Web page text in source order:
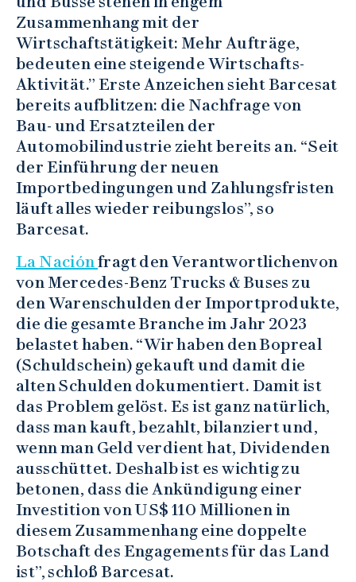
Zusammenhang mit der
Wirtschaftstätigkeit: Mehr Aufträge,
bedeuten eine steigende Wirtschafts-
Aktivität.” Erste Anzeichen sieht Barcesat
bereits aufblitzen: die Nachfrage von
Bau- und Ersatzteilen der
Automobilindustrie zieht bereits an. “Seit
der Einführung der neuen
Importbedingungen und Zahlungsfristen
läuft alles wieder reibungslos”, so
Barcesat.
La Naciónfragt den Verantwortlichenvon
von Mercedes-Benz Trucks & Buses zu
den Warenschulden der Importprodukte,
die die gesamte Branche im Jahr 2023
belastet haben. “Wir haben den Bopreal
(Schuldschein) gekauft und damit die
alten Schulden dokumentiert. Damit ist
das Problem gelöst. Es ist ganz natürlich,
dass man kauft, bezahlt, bilanziert und,
wenn man Geld verdient hat, Dividenden
ausschüttet. Deshalb ist es wichtig zu
betonen, dass die Ankündigung einer
Investition von US$ 110 Millionen in
diesem Zusammenhang eine doppelte
Botschaft des Engagements für das Land
ist”, schloß Barcesat.